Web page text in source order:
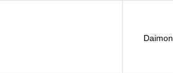
Daimon